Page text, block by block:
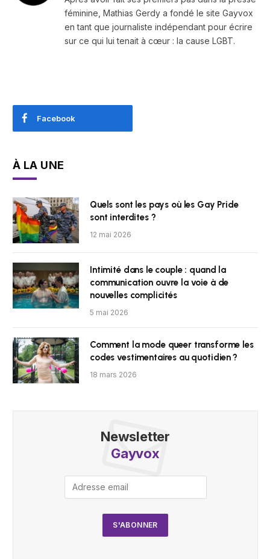
féminine, Mathias Gerdy a fondé le site Gayvox
en tant que journaliste indépendant pour écrire
sur ce qui lui tenait à cœur : la cause LGBT.
Facebook
À LA UNE
Quels sont les pays où les Gay Pride
sont interdites ?
12 mai 2026
Intimité dans le couple : quand la
communication ouvre la voie à de
nouvelles complicités
5 mai 2026
Comment la mode queer transforme les
codes vestimentaires au quotidien ?
18 mars 2026
Newsletter
Gayvox